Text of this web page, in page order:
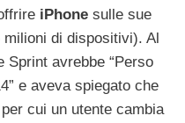
iPhone sulle sue
milioni di dispositivi). Al
Sprint avrebbe “Perso
e aveva spiegato che
cui un utente cambia